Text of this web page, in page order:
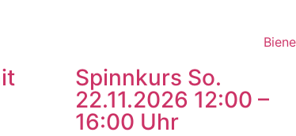
Spinnkurs So.
22.11.2026 12:00 –
16:00 Uhr